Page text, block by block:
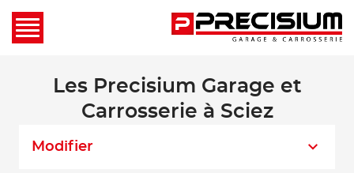
Les Precisium Garage et
Carrosserie à Sciez
Modifier